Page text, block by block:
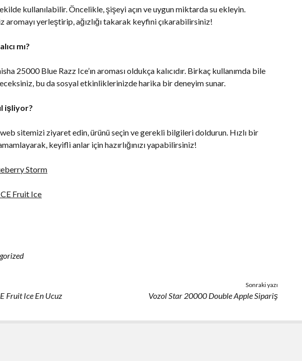
kullanılabilir. Öncelikle, şişeyi açın ve uygun miktarda su ekleyin.
aromayı yerleştirip, ağızlığı takarak keyfini çıkarabilirsiniz!
mı?
25000 Blue Razz Ice’ın aroması oldukça kalıcıdır. Birkaç kullanımda bile
bu da sosyal etkinliklerinizde harika bir deneyim sunar.
işliyor?
sitemizi ziyaret edin, ürünü seçin ve gerekli bilgileri doldurun. Hızlı bir
keyifli anlar için hazırlığınızı yapabilirsiniz!
Storm
Fruit Ice
Fruit Ice En Ucuz
Sonraki yazı
Vozol Star 20000 Double Apple Sipariş